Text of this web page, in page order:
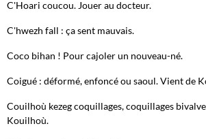
C'Hoari coucou. Jouer au docteur.
C'hwezh fall : ça sent mauvais.
Coco bihan ! Pour cajoler un nouveau-né.
Coigué : déformé, enfoncé ou saoul. Vient de
Couilhoù kezeg coquillages, coquillages
Kouilhoù.